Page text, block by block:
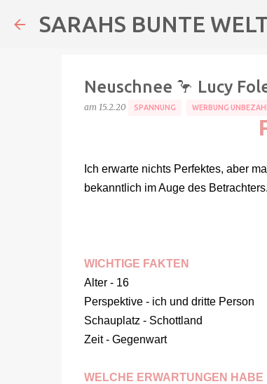
SARAHS BUNTE
Neuschnee 🦩 Lucy
am 15.2.20 SPANNUNG WERBUNG
Ich erwarte nichts Perfektes, aber
bekanntlich im Auge des
WICHTIGE FAKTEN
Alter - 16
Perspektive - ich und dritte Person
Schauplatz - Schottland
Zeit - Gegenwart
WELCHE ERWARTUNGEN